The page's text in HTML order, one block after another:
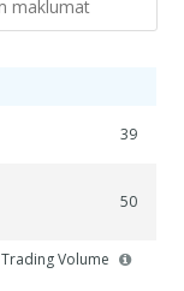
39
50
Trading Volume